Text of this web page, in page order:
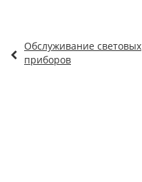
Обслуживание световых
приборов